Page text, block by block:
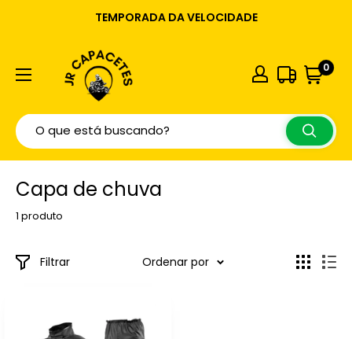
TEMPORADA DA VELOCIDADE
0
Capa de chuva
1 produto
Filtrar Ordenar por